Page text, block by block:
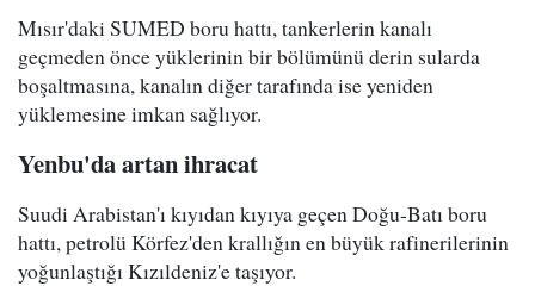
Mısır'daki SUMED boru hattı, tankerlerin kanalı
geçmeden önce yüklerinin bir bölümünü derin sularda
boşaltmasına, kanalın diğer tarafında ise yeniden
yüklemesine imkan sağlıyor.
Yenbu'da artan ihracat
Suudi Arabistan'ı kıyıdan kıyıya geçen Doğu-Batı boru
hattı, petrolü Körfez'den krallığın en büyük rafinerilerinin
yoğunlaştığı Kızıldeniz'e taşıyor.